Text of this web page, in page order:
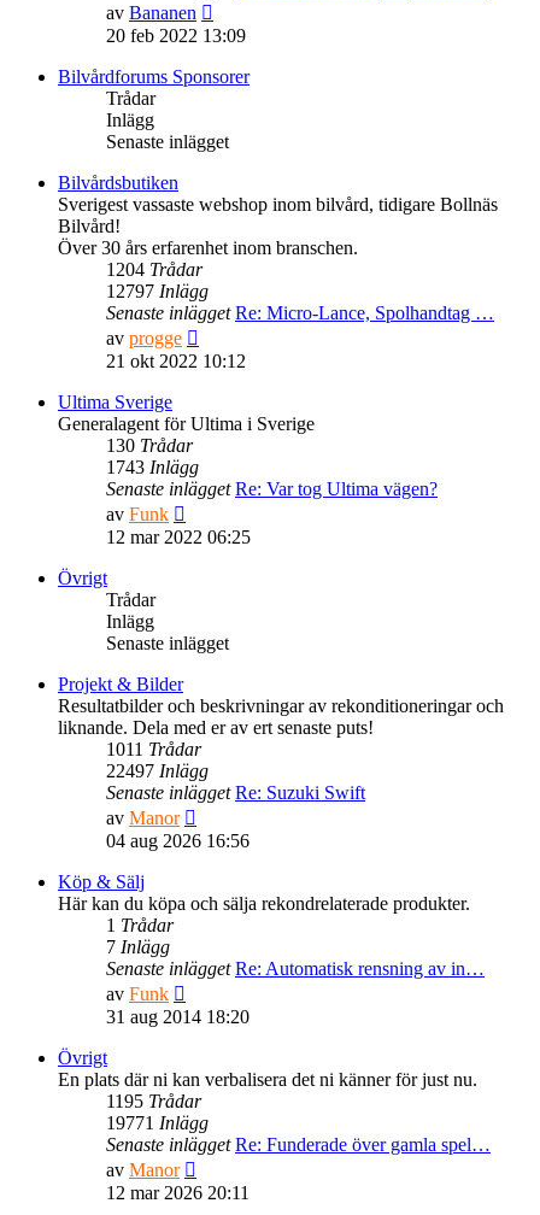
av Bananen
till
senaste
20 feb 2022 13:09
Bilvårdforums Sponsorer
Trådar
Inlägg
Senaste inlägget
Bilvårdsbutiken
Sverigest vassaste webshop inom bilvård, tidigare Bollnäs
Bilvård!
Över 30 års erfarenhet inom branschen.
1204 Trådar
12797 Inlägg
Senaste inlägget Re: Micro-Lance, Spolhandtag …
av progge
till
inlägget
21 okt 2022 10:12
Ultima Sverige
Generalagent för Ultima i Sverige
130 Trådar
1743 Inlägg
Senaste inlägget Re: Var tog Ultima vägen?
av Funk
till
12 mar 2022 06:25
Övrigt
Trådar
Inlägg
Senaste inlägget
Projekt & Bilder
Resultatbilder och beskrivningar av rekonditioneringar och
liknande. Dela med er av ert senaste puts!
1011 Trådar
22497 Inlägg
Senaste inlägget Re: Suzuki Swift
av Manor
till
inlägget
04 aug 2026 16:56
Köp & Sälj
Här kan du köpa och sälja rekondrelaterade produkter.
1 Trådar
7 Inlägg
Senaste inlägget Re: Automatisk rensning av in…
av Funk
till
inlägget
31 aug 2014 18:20
Övrigt
En plats där ni kan verbalisera det ni känner för just nu.
1195 Trådar
19771 Inlägg
Senaste inlägget Re: Funderade över gamla spel…
av Manor
till
12 mar 2026 20:11